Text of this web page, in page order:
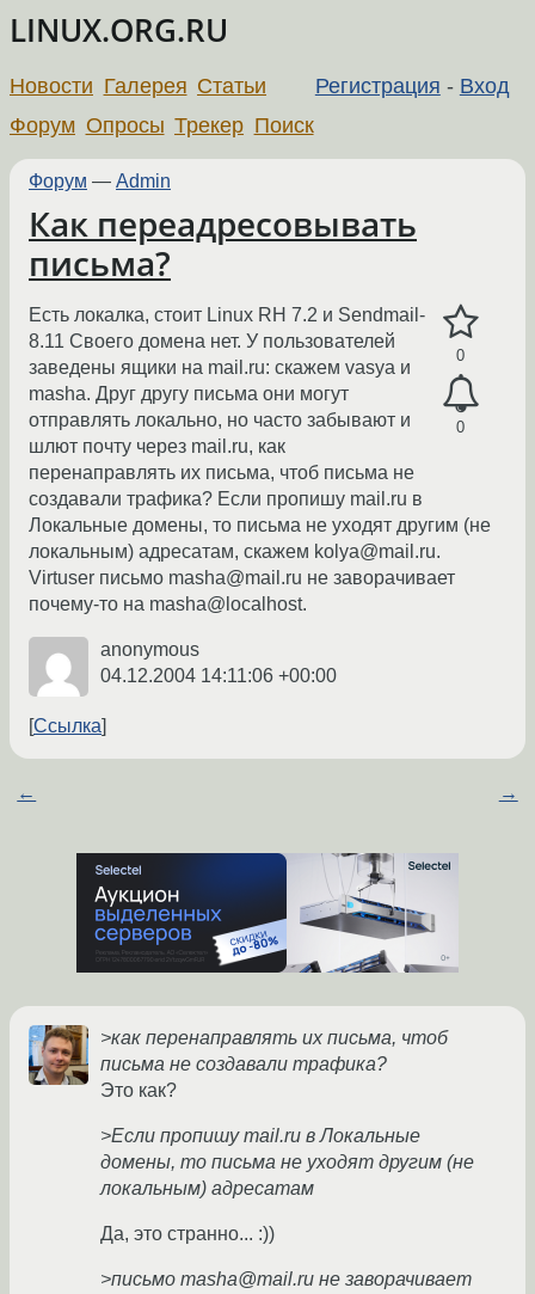
LINUX.ORG.RU
Регистрация - Вход
Новости Галерея Статьи
Форум Опросы Трекер Поиск
Форум — Admin
Как переадресовывать
письма?
0
0
Есть локалка, стоит Linux RH 7.2 и Sendmail-
8.11 Своего домена нет. У пользователей
заведены ящики на mail.ru: скажем vasya и
masha. Друг другу письма они могут
отправлять локально, но часто забывают и
шлют почту через mail.ru, как
перенаправлять их письма, чтоб письма не
создавали трафика? Если пропишу mail.ru в
Локальные домены, то письма не уходят другим (не
локальным) адресатам, скажем kolya@mail.ru.
Virtuser письмо masha@mail.ru не заворачивает
почему-то на masha@localhost.
anonymous
04.12.2004 14:11:06 +00:00
Ссылка
← →
>как перенаправлять их письма, чтоб
письма не создавали трафика?
Это как?
>Если пропишу mail.ru в Локальные
домены, то письма не уходят другим (не
локальным) адресатам
Да, это странно... :))
>письмо masha@mail.ru не заворачивает